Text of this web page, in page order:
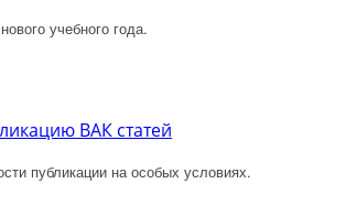
учебного года.
ВАК статей
публикации на особых условиях.